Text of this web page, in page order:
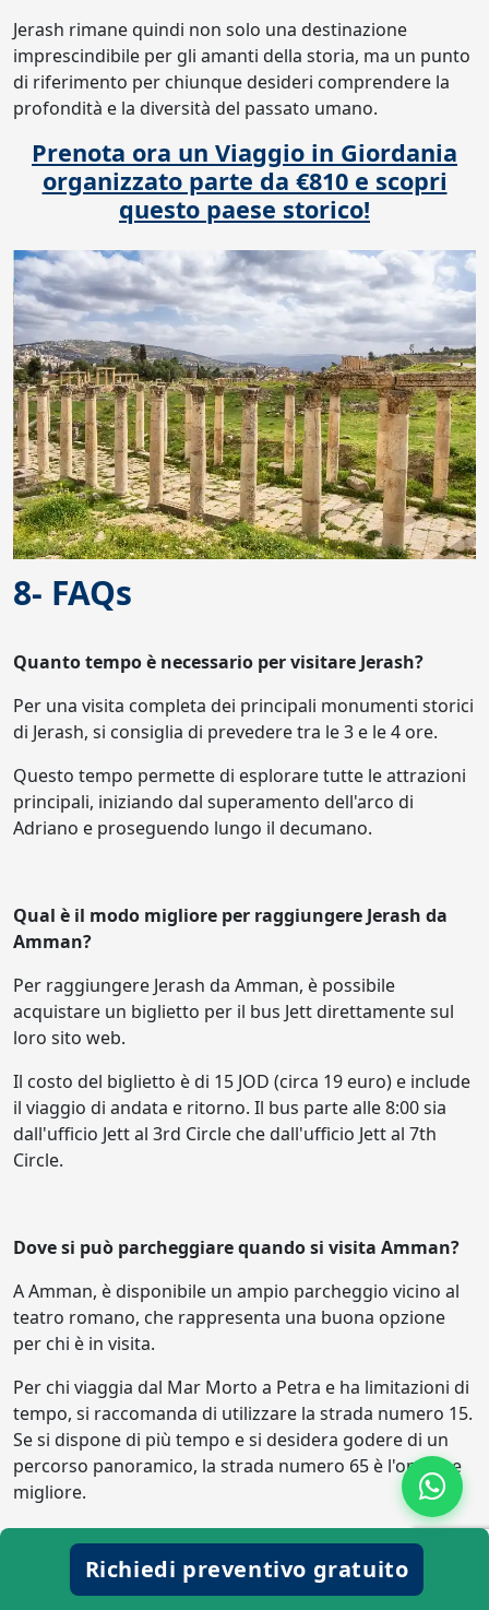
Jerash rimane quindi non solo una destinazione
imprescindibile per gli amanti della storia, ma un punto
di riferimento per chiunque desideri comprendere la
profondità e la diversità del passato umano.
Prenota ora un Viaggio in Giordania
organizzato parte da €810 e scopri
questo paese storico!
8- FAQs
Quanto tempo è necessario per visitare Jerash?
Per una visita completa dei principali monumenti storici
di Jerash, si consiglia di prevedere tra le 3 e le 4 ore.
Questo tempo permette di esplorare tutte le attrazioni
principali, iniziando dal superamento dell'arco di
Adriano e proseguendo lungo il decumano.
Qual è il modo migliore per raggiungere Jerash da
Amman?
Per raggiungere Jerash da Amman, è possibile
acquistare un biglietto per il bus Jett direttamente sul
loro sito web.
Il costo del biglietto è di 15 JOD (circa 19 euro) e include
il viaggio di andata e ritorno. Il bus parte alle 8:00 sia
dall'ufficio Jett al 3rd Circle che dall'ufficio Jett al 7th
Circle.
Dove si può parcheggiare quando si visita Amman?
A Amman, è disponibile un ampio parcheggio vicino al
teatro romano, che rappresenta una buona opzione
per chi è in visita.
Per chi viaggia dal Mar Morto a Petra e ha limitazioni di
tempo, si raccomanda di utilizzare la strada numero 15.
Se si dispone di più tempo e si desidera godere di un
percorso panoramico, la strada numero 65 è l'opzione
migliore.
Dove posso lasciare la mia auto quando visito Petra?
Richiedi preventivo gratuito